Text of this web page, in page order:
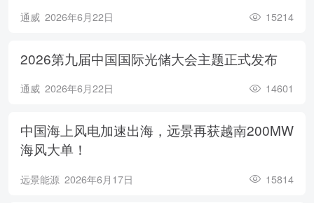
通威 2026年6月22日 15214
2026第九届中国国际光储大会主题正式发布
通威 2026年6月22日 14601
中国海上风电加速出海，远景再获越南200MW
海风大单！
远景能源 2026年6月17日 15814